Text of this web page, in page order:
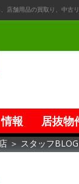
店舗用品の買取り、中古
報 居抜物
＞ スタッフBLOG